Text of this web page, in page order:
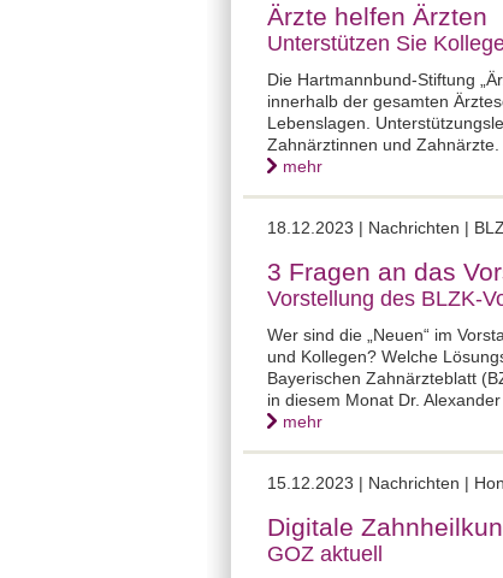
Ärzte helfen Ärzten
Unterstützen Sie
Die Hartmannbund-Stiftung
innerhalb der gesamten
Lebenslagen.
Zahnärztinnen und
mehr
18.12.2023 | Nachrichten |
3 Fragen an das
Vorstellung des BLZK-
Wer sind die „Neuen“ im
und Kollegen? Welche
Bayerischen Zahnärzteblatt
in diesem Monat Dr. Alexander
mehr
15.12.2023 | Nachrichten |
Digitale
GOZ aktuell